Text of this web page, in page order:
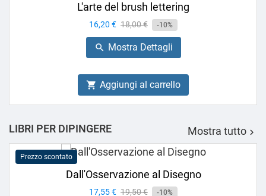
L'arte del brush lettering
Prezzo
16,20 € Prezzo
base
18,00 € -10%
 Mostra Dettagli
 Aggiungi al carrello
LIBRI PER DIPINGERE Mostra tutto 
Prezzo scontato
Dall'Osservazione al Disegno
Prezzo
17,55 € Prezzo
19,50 € -10%